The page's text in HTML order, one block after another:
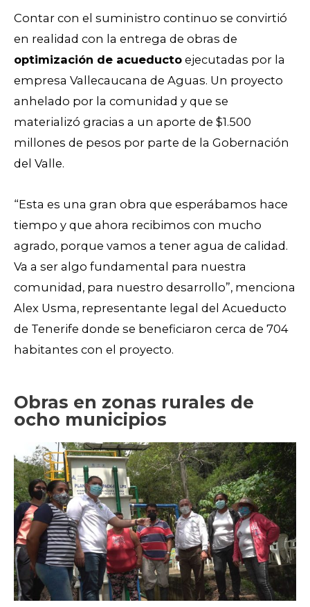
Contar con el suministro continuo se convirtió
en realidad con la entrega de obras de
optimización de acueducto ejecutadas por la
empresa Vallecaucana de Aguas. Un proyecto
anhelado por la comunidad y que se
materializó gracias a un aporte de $1.500
millones de pesos por parte de la Gobernación
del Valle.
“Esta es una gran obra que esperábamos hace
tiempo y que ahora recibimos con mucho
agrado, porque vamos a tener agua de calidad.
Va a ser algo fundamental para nuestra
comunidad, para nuestro desarrollo”, menciona
Alex Usma, representante legal del Acueducto
de Tenerife donde se beneficiaron cerca de 704
habitantes con el proyecto.
Obras en zonas rurales de
ocho municipios